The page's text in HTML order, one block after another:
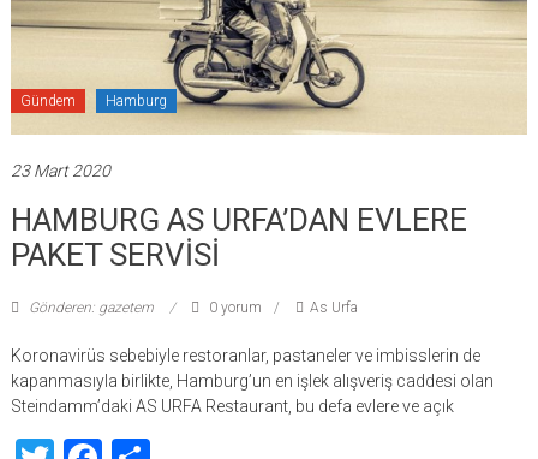
Gündem Hamburg
23 Mart 2020
HAMBURG AS URFA’DAN EVLERE
PAKET SERVİSİ
Gönderen: gazetem 0 yorum As Urfa
Koronavirüs sebebiyle restoranlar, pastaneler ve imbisslerin de
kapanmasıyla birlikte, Hamburg’un en işlek alışveriş caddesi olan
Steindamm’daki AS URFA Restaurant, bu defa evlere ve açık